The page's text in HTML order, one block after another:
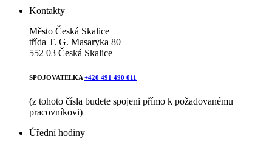
Kontakty
Město Česká Skalice
třída T. G. Masaryka 80
552 03 Česká Skalice
SPOJOVATELKA +420 491 490 011
(z tohoto čísla budete spojeni přímo k požadovanému
pracovníkovi)
Úřední hodiny